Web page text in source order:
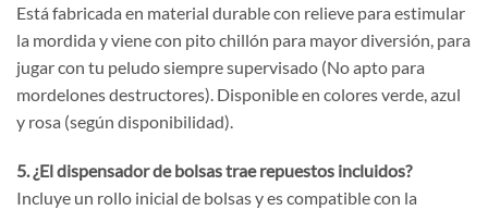
Está fabricada en material durable con relieve para estimular
la mordida y viene con pito chillón para mayor diversión, para
jugar con tu peludo siempre supervisado (No apto para
mordelones destructores). Disponible en colores verde, azul
y rosa (según disponibilidad).
5. ¿El dispensador de bolsas trae repuestos incluidos?
Incluye un rollo inicial de bolsas y es compatible con la